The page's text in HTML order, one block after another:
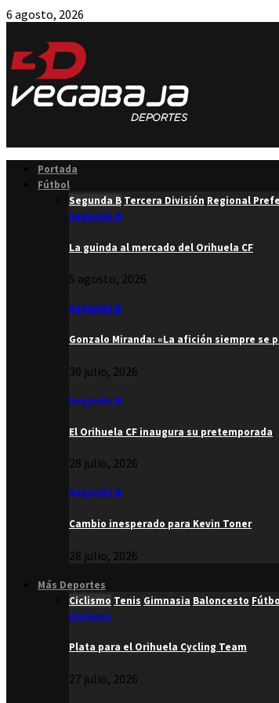
6 agosto, 2026
Portada
Fútbol
Segunda B Tercera División Regional
Segunda B
La guinda al mercado del Orihuela CF
5 agosto, 2026
Segunda B
Gonzalo Miranda: «La afición siempre se
30 julio, 2026
Segunda B
El Orihuela CF inaugura su pretemporada
28 julio, 2026
Segunda B
Cambio inesperado para Kevin Toner
28 julio, 2026
Más Deportes
Ciclismo Tenis Gimnasia Baloncesto
Ciclismo
Plata para el Orihuela Cycling Team
27 julio, 2026